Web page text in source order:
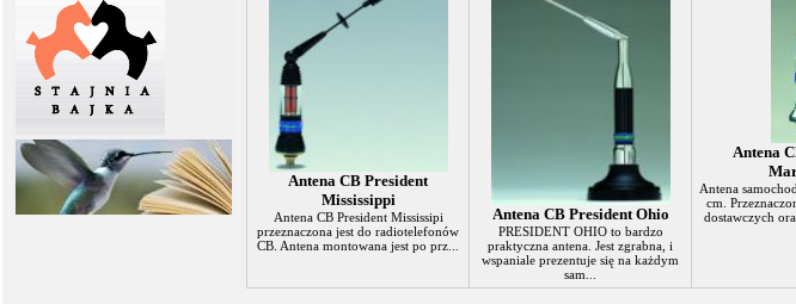
Antena CB President
Mississippi
Antena CB President Mississipi
przeznaczona jest do radiotelefonów
CB. Antena montowana jest po prz...
Antena CB President Ohio
PRESIDENT OHIO to bardzo
praktyczna antena. Jest zgrabna, i
wspaniale prezentuje się na każdym
sam...
Antena
Antena
cm.
dostawczych